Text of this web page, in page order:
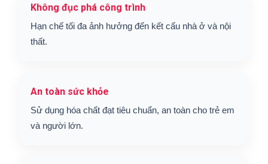
Không đục phá công trình
Hạn chế tối đa ảnh hưởng đến kết cấu nhà ở và nội
thất.
An toàn sức khỏe
Sử dụng hóa chất đạt tiêu chuẩn, an toàn cho trẻ em
và người lớn.